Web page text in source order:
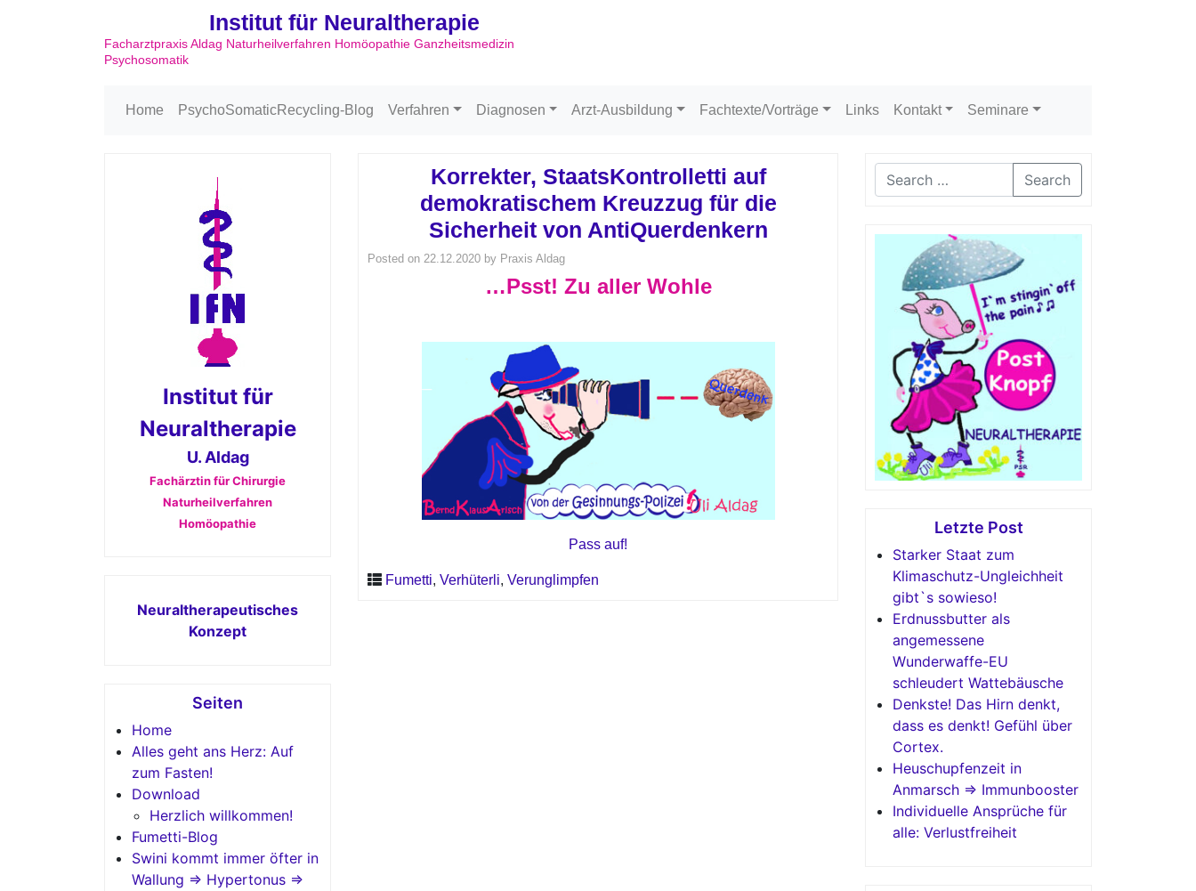
Institut für Neuraltherapie
Facharztpraxis Aldag Naturheilverfahren Homöopathie Ganzheitsmedizin
Psychosomatik
Home PsychoSomaticRecycling-Blog Verfahren Diagnosen Arzt-Ausbildung Fachtexte/Vorträge Links Kontakt Seminare
Institut für
Neuraltherapie
U. Aldag
Fachärztin für Chirurgie
Naturheilverfahren
Homöopathie
Neuraltherapeutisches
Konzept
Seiten
Home
Alles geht ans Herz: Auf
zum Fasten!
Download
Herzlich willkommen!
Fumetti-Blog
Swini kommt immer öfter in
Wallung => Hypertonus =>
Korrekter, StaatsKontrolletti auf
demokratischem Kreuzzug für die
Sicherheit von AntiQuerdenkern
Posted on 22.12.2020 by Praxis Aldag
…Psst! Zu aller Wohle
Pass auf!
Fumetti, Verhüterli, Verunglimpfen
Search
Letzte Post
Starker Staat zum
Klimaschutz-Ungleichheit
gibt`s sowieso!
Erdnussbutter als
angemessene
Wunderwaffe-EU
schleudert Wattebäusche
Denkste! Das Hirn denkt,
dass es denkt! Gefühl über
Cortex.
Heuschupfenzeit in
Anmarsch => Immunbooster
Individuelle Ansprüche für
alle: Verlustfreiheit